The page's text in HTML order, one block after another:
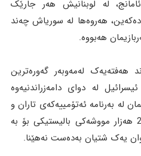
لە لوبنانیش هەر جارێک
هەروەها لە سوریاش چەند
هەبووە.
هەفتەیەک لەمەوبەر گەورەترین
لە دوای دامەزراندنیەوە
لە بەرنامە ئەتۆمییەکەی تاران و
پلانەکەی دا بۆ بەرهەمهێنانی 20 هەزار مووشەکی بالیستیکی بۆ بە
یەک شتیان بەدەست نەهێنا.